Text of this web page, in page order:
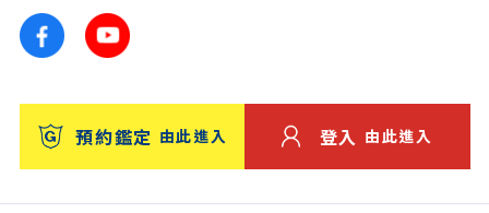
車訊網
台灣優良中古車商大獎
找海外車
消費者評價
保固
預約鑑定 由此進入 登入 由此進入